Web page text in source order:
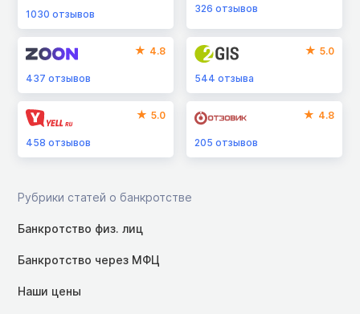
1030 отзывов
326отзывов
4.8
437 отзывов
5.0
544отзыва
5.0
458 отзывов
4.8
205отзывов
Рубрики статей о банкротстве
Банкротство физ. лиц
Банкротство через МФЦ
Наши цены